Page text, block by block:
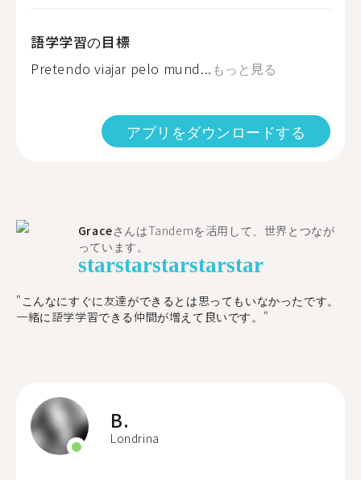
語学学習の目標
Pretendo viajar pelo mund... もっと見る
アプリをダウンロードする
GraceさんはTandemを活用して、世界とつなが
っています。
starstarstarstarstar
"こんなにすぐに友達ができるとは思ってもいなかったです。
一緒に語学学習できる仲間が増えて良いです。"
B.
Londrina